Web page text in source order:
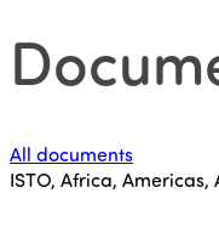
All documents
ISTO, Africa, Americas,